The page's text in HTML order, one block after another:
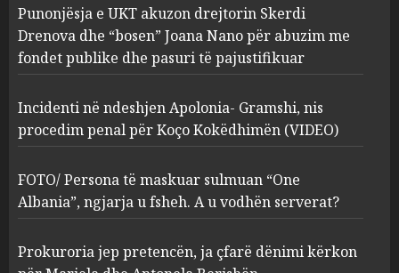
2
Apolonia- Gramshi, nis
procedim penal për Koço
Kokëdhimën (VIDEO)
MARCH 27, 2025
3
FOTO/ Persona të maskuar
sulmuan “One Albania”,
ngjarja u fsheh. A u vodhën
serverat?
MARCH 25, 2025
Punonjësja e UKT akuzon drejtorin Skerdi
Drenova dhe “bosen” Joana Nano për abuzim me
fondet publike dhe pasuri të pajustifikuar
Incidenti në ndeshjen Apolonia- Gramshi, nis
procedim penal për Koço Kokëdhimën (VIDEO)
FOTO/ Persona të maskuar sulmuan “One
Albania”, ngjarja u fsheh. A u vodhën serverat?
Prokuroria jep pretencën, ja çfarë dënimi kërkon